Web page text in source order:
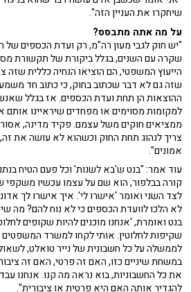
צריך לקחת את שלומית פרגו ברנע
רה"מ) ולהעמיד אותה לדין על הפרת אמונים?
"אני אומר שכשבן אדם עושה דבר שהוא בניגוד
שיחקרו את העניין הזה".
על מה אתה מתבסס?
"יש חוק לגבי מעון רה"מ, רק ועדת הכספים
שקרה עם השנים, בגלל ביקורת של תקשורת
הייעוץ המשפטי, הם הוציאו הנחיה כללית שזה
שזה גם לא דבר שכתוב בחוק, כי כתוב חד
ההוצאות הן תחת ועדת הכספים. אז בגלל
למקומות מסוימים או מפחדים שיראיינו אותם
ממציאים חוקים משל עצמם. פקיד מדינה, אסור
צריך לנהוג תחת החוק וכשהוא לא עושה את
אמונים".
עוד אמר: "בנט ש'בא לשנות' וכל פעם הטיח
קורה בבלפור, הוא שם על עצמו עכשיו משקפי
לצד השני ואומר 'אישרו לי'. איך אישרו לך
לא הלכו לוועדת הכספים כי לא נוח להם? מה
בנט ואומרת, 'אנחנו מוכנים להיות שקופים
שקיפות לחלוטין. אותי לקחו למשרד המשפטים
לממשלה על כל חשבונית של נייר טואלט,